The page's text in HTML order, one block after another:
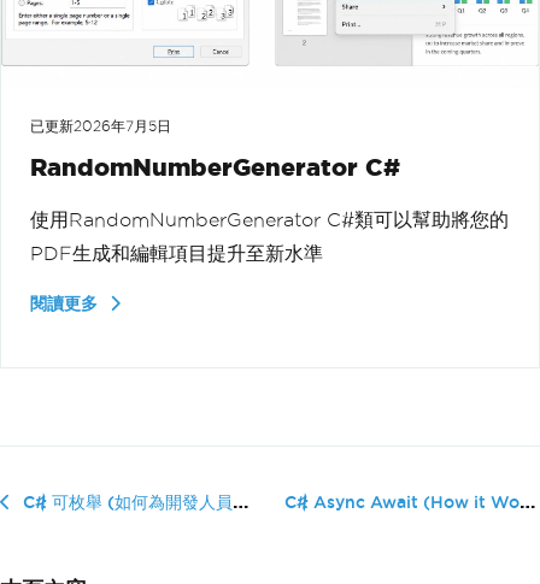
已更新2026年7月5日
RandomNumberGenerator C#
使用RandomNumberGenerator C#類可以幫助將您的
PDF生成和編輯項目提升至新水準
閱讀更多
C# 可枚舉 (如何為開發人員運作) C# Async Await (How it Works for De...